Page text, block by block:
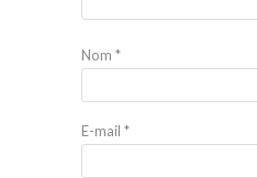
Nom *
E-mail *